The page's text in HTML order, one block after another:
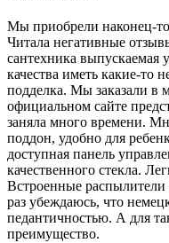
Мы приобрели наконец-
Читала негативные
сантехника выпускаемая
качества иметь какие-то
подделка. Мы заказали в
официальном сайте
заняла много времени.
поддон, удобно для
доступная панель
качественного стекла.
Встроенные
раз убеждаюсь, что
педантичностью. А для
преимущество.